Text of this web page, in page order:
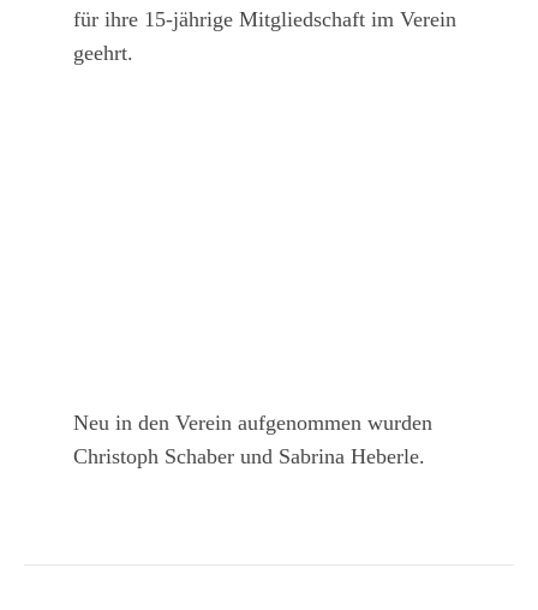
für ihre 15-jährige Mitgliedschaft im Verein
geehrt.
Neu in den Verein aufgenommen wurden
Christoph Schaber und Sabrina Heberle.